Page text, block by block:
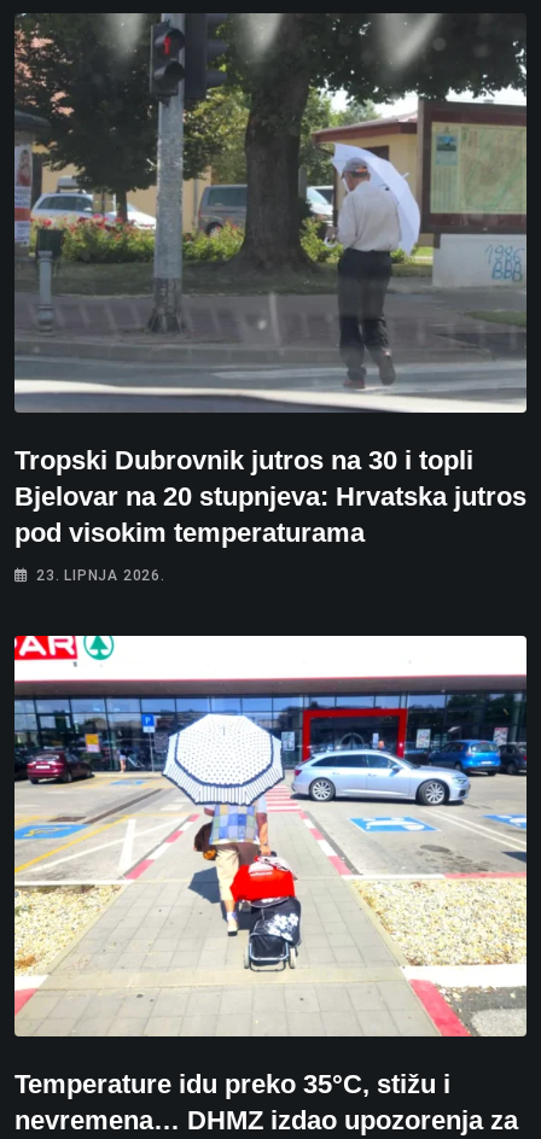
Tropski Dubrovnik jutros na 30 i topli
Bjelovar na 20 stupnjeva: Hrvatska jutros
pod visokim temperaturama
23. LIPNJA 2026.
Temperature idu preko 35°C, stižu i
nevremena… DHMZ izdao upozorenja za